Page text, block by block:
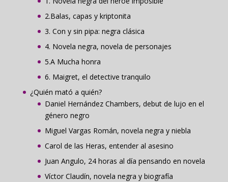
2.Balas, capas y kriptonita
3. Con y sin pipa: negra clásica
4. Novela negra, novela de personajes
5.A Mucha honra
6. Maigret, el detective tranquilo
¿Quién mató a quién?
Daniel Hernández Chambers, debut de lujo en el
género negro
Miguel Vargas Román, novela negra y niebla
Carol de las Heras, entender al asesino
Juan Angulo, 24 horas al día pensando en novela
Víctor Claudín, novela negra y biografía